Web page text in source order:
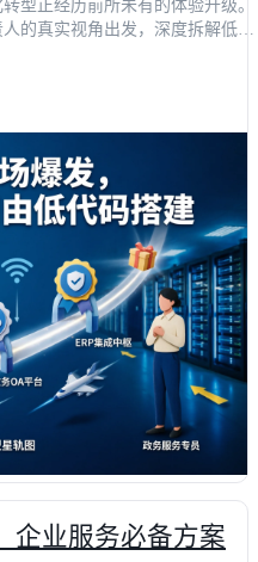
型正经历前所未有的体验升级。
的真实视角出发，深度拆解低代
通过对比传统开发与可视化搭建
浪潮中精准落地，抢占未来80%
企业服务必备方案